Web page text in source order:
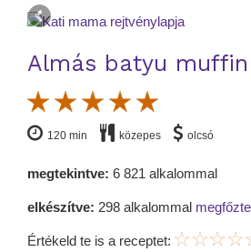
Almás batyu
120 min közepes olcsó
megtekintve: 6 821 alkalommal
elkészítve: 298 alkalommal
Értékeld te is a receptet: